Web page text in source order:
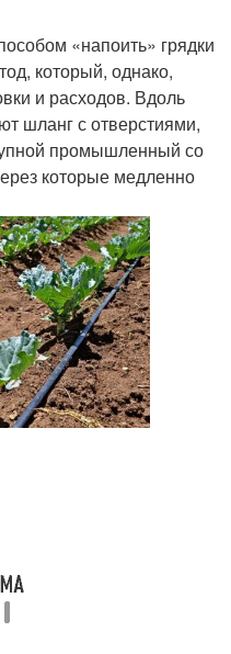
«напоить» грядки
который, однако,
и расходов. Вдоль
шланг с отверстиями,
промышленный со
которые медленно